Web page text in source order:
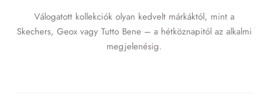
Válogatott kollekciók olyan kedvelt márkáktól, mint a
Skechers, Geox vagy Tutto Bene – a hétköznapitól az alkalmi
megjelenésig.